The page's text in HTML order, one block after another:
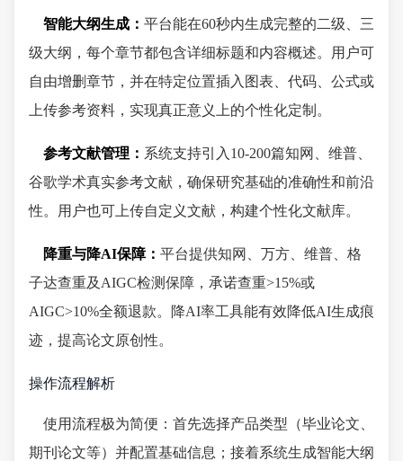
智能大纲生成： 平台能在60秒内生成完整的二级、三
级大纲，每个章节都包含详细标题和内容概述。用户可
自由增删章节，并在特定位置插入图表、代码、公式或
上传参考资料，实现真正意义上的个性化定制。
参考文献管理： 系统支持引入10-200篇知网、维普、
谷歌学术真实参考文献，确保研究基础的准确性和前沿
性。用户也可上传自定义文献，构建个性化文献库。
降重与降AI保障： 平台提供知网、万方、维普、格
子达查重及AIGC检测保障，承诺查重>15%或
AIGC>10%全额退款。降AI率工具能有效降低AI生成痕
迹，提高论文原创性。
操作流程解析
使用流程极为简便：首先选择产品类型（毕业论文、
期刊论文等）并配置基础信息；接着系统生成智能大纲